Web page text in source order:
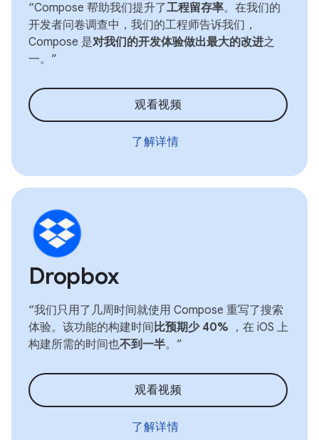
“Compose 帮助我们提升了工程留存率。在我们的
开发者问卷调查中，我们的工程师告诉我们，
Compose 是对我们的开发体验做出最大的改进之
一。”
观看视频
了解详情
Dropbox
“我们只用了几周时间就使用 Compose 重写了搜索
体验。该功能的构建时间比预期少 40% ，在 iOS 上
构建所需的时间也不到一半。”
观看视频
了解详情